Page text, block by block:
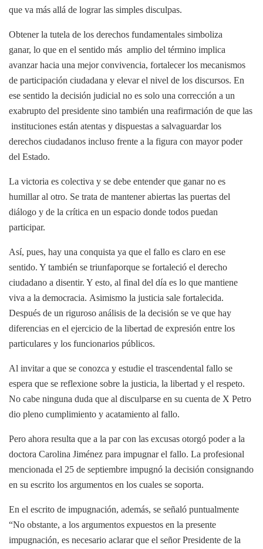
que va más allá de lograr las simples disculpas.
Obtener la tutela de los derechos fundamentales simboliza
ganar, lo que en el sentido más amplio del término implica
avanzar hacia una mejor convivencia, fortalecer los mecanismos
de participación ciudadana y elevar el nivel de los discursos. En
ese sentido la decisión judicial no es solo una corrección a un
exabrupto del presidente sino también una reafirmación de que las
instituciones están atentas y dispuestas a salvaguardar los
derechos ciudadanos incluso frente a la figura con mayor poder
del Estado.
La victoria es colectiva y se debe entender que ganar no es
humillar al otro. Se trata de mantener abiertas las puertas del
diálogo y de la crítica en un espacio donde todos puedan
participar.
Así, pues, hay una conquista ya que el fallo es claro en ese
sentido. Y también se triunfaporque se fortaleció el derecho
ciudadano a disentir. Y esto, al final del día es lo que mantiene
viva a la democracia. Asimismo la justicia sale fortalecida.
Después de un riguroso análisis de la decisión se ve que hay
diferencias en el ejercicio de la libertad de expresión entre los
particulares y los funcionarios públicos.
Al invitar a que se conozca y estudie el trascendental fallo se
espera que se reflexione sobre la justicia, la libertad y el respeto.
No cabe ninguna duda que al disculparse en su cuenta de X Petro
dio pleno cumplimiento y acatamiento al fallo.
Pero ahora resulta que a la par con las excusas otorgó poder a la
doctora Carolina Jiménez para impugnar el fallo. La profesional
mencionada el 25 de septiembre impugnó la decisión consignando
en su escrito los argumentos en los cuales se soporta.
En el escrito de impugnación, además, se señaló puntualmente
“No obstante, a los argumentos expuestos en la presente
impugnación, es necesario aclarar que el señor Presidente de la